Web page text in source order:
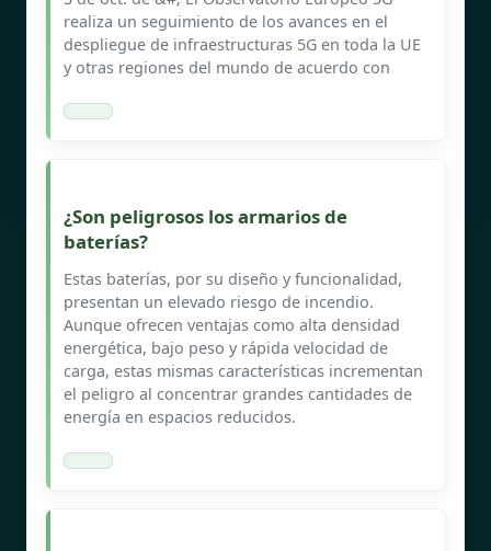
realiza un seguimiento de los avances en el
despliegue de infraestructuras 5G en toda la UE
y otras regiones del mundo de acuerdo con
¿Son peligrosos los armarios de
baterías?
Estas baterías, por su diseño y funcionalidad,
presentan un elevado riesgo de incendio.
Aunque ofrecen ventajas como alta densidad
energética, bajo peso y rápida velocidad de
carga, estas mismas características incrementan
el peligro al concentrar grandes cantidades de
energía en espacios reducidos.